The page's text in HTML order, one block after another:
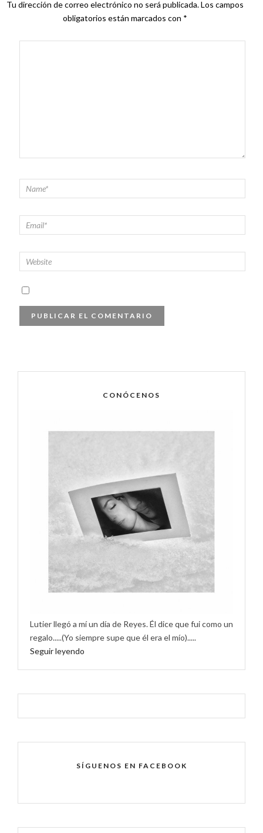
Tu dirección de correo electrónico no será publicada.Los campos
obligatorios están marcados con *
CONÓCENOS
Lutier llegó a mí un día de Reyes. Él dice que fui como un
regalo.....(Yo siempre supe que él era el mío).....
Seguir leyendo
SÍGUENOS EN FACEBOOK